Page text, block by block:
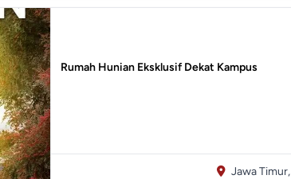
Rumah Hunian Eksklusif Dekat Kampus
Jawa Timur,